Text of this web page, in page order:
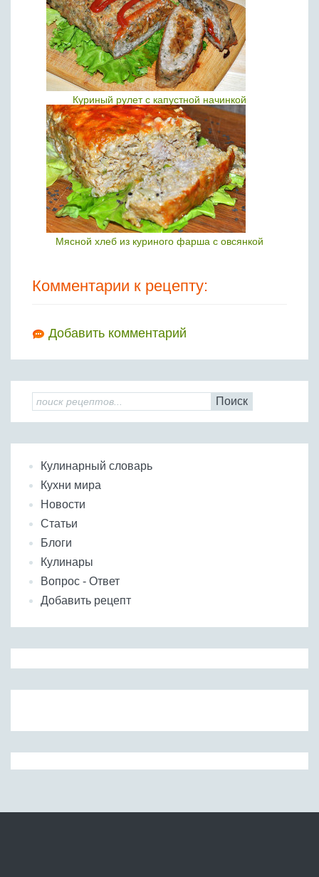
Куриный рулет с капустной начинкой
Мясной хлеб из куриного фарша с овсянкой
Комментарии к рецепту:
Добавить комментарий
Поиск
Кулинарный словарь
Кухни мира
Новости
Статьи
Блоги
Кулинары
Вопрос - Ответ
Добавить рецепт